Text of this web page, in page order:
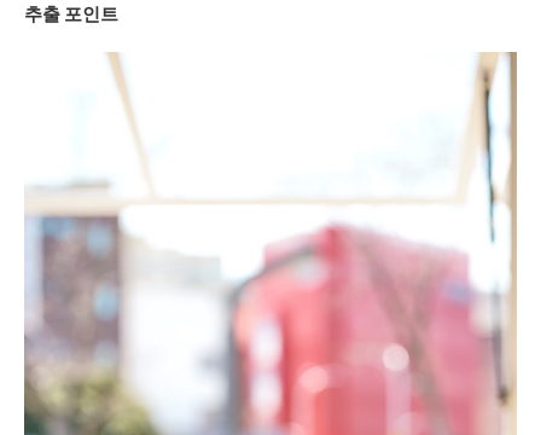
추출 포인트